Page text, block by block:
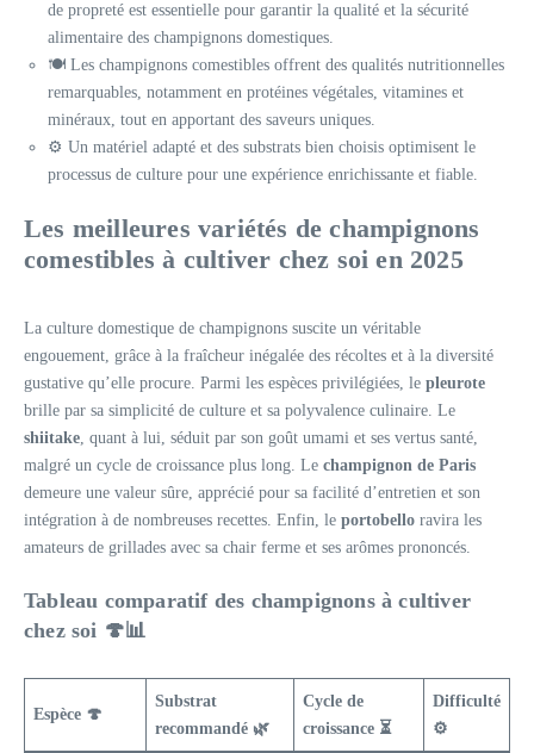
de propreté est essentielle pour garantir la qualité et la sécurité
alimentaire des champignons domestiques.
🍽️ Les champignons comestibles offrent des qualités nutritionnelles
remarquables, notamment en protéines végétales, vitamines et
minéraux, tout en apportant des saveurs uniques.
⚙️ Un matériel adapté et des substrats bien choisis optimisent le
processus de culture pour une expérience enrichissante et fiable.
Les meilleures variétés de champignons
comestibles à cultiver chez soi en 2025
La culture domestique de champignons suscite un véritable
engouement, grâce à la fraîcheur inégalée des récoltes et à la diversité
gustative qu’elle procure. Parmi les espèces privilégiées, le pleurote
brille par sa simplicité de culture et sa polyvalence culinaire. Le
shiitake, quant à lui, séduit par son goût umami et ses vertus santé,
malgré un cycle de croissance plus long. Le champignon de Paris
demeure une valeur sûre, apprécié pour sa facilité d’entretien et son
intégration à de nombreuses recettes. Enfin, le portobello ravira les
amateurs de grillades avec sa chair ferme et ses arômes prononcés.
Tableau comparatif des champignons à cultiver
chez soi 🍄📊
Espèce 🍄
Substrat
recommandé 🌿
Cycle de
croissance ⏳
Difficulté
⚙️